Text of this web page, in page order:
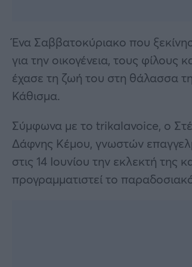
Ένα Σαββατοκύριακο που
για την οικογένεια, τους
έχασε τη ζωή του στη θάλασσα
Κάθισμα.
Σύμφωνα με το trikalavoice, ο
Δάφνης Κέμου, γνωστών
στις 14 Ιουνίου την εκλεκτή
προγραμματιστεί το